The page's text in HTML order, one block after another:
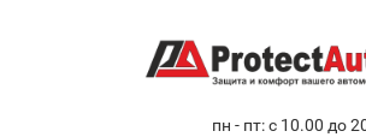
пн - пт: с 10.00 до